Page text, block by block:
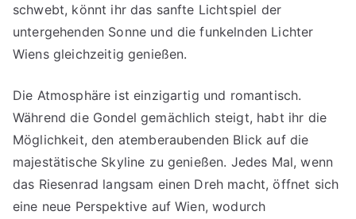
schwebt, könnt ihr das sanfte Lichtspiel der
untergehenden Sonne und die funkelnden Lichter
Wiens gleichzeitig genießen.
Die Atmosphäre ist einzigartig und romantisch.
Während die Gondel gemächlich steigt, habt ihr die
Möglichkeit, den atemberaubenden Blick auf die
majestätische Skyline zu genießen. Jedes Mal, wenn
das Riesenrad langsam einen Dreh macht, öffnet sich
eine neue Perspektive auf Wien, wodurch